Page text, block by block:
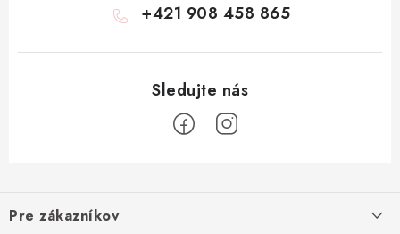
+421 908 458 865
pPre zákazníkov